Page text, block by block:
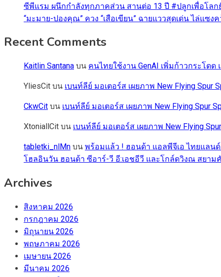
ซีพีแรม ผนึกกำลังทุกภาคส่วน สานต่อ 13 ปี #ปลูกเพื่อโลก
“มะมาย-ปองคุณ” ควง “เสือเขียน” ฉายแววสุดเด่น ไล่แ
Recent Comments
Kaitlin Santana บน คนไทยใช้งาน GenAI เพิ่มก้าวกระโด
YliesCit บน เบนท์ลีย์ มอเตอร์ส เผยภาพ New Flying
CkwCit บน เบนท์ลีย์ มอเตอร์ส เผยภาพ New Flying Spur
XtoniallCit บน เบนท์ลีย์ มอเตอร์ส เผยภาพ New Flying
tabletki_nlMn บน พร้อมแล้ว ! ฮอนด้า แอลพีจีเอ ไทยแลนด์
โฮลอินวัน ฮอนด้า ซีอาร์-วี อี:เอชอีวี และโกล์ดวิงณ สยา
Archives
สิงหาคม 2026
กรกฎาคม 2026
มิถุนายน 2026
พฤษภาคม 2026
เมษายน 2026
มีนาคม 2026